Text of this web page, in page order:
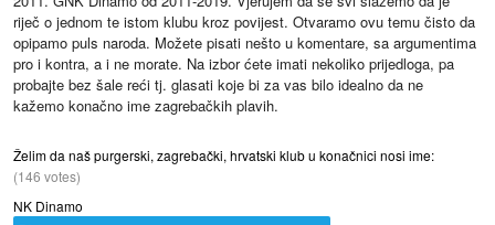
riječ o jednom te istom klubu kroz povijest. Otvaramo ovu temu čisto da
opipamo puls naroda. Možete pisati nešto u komentare, sa argumentima
pro i kontra, a i ne morate. Na izbor ćete imati nekoliko prijedloga, pa
probajte bez šale reći tj. glasati koje bi za vas bilo idealno da ne
kažemo konačno ime zagrebačkih plavih.
Želim da naš purgerski, zagrebački, hrvatski klub u konačnici nosi ime:
(146 votes)
NK Dinamo